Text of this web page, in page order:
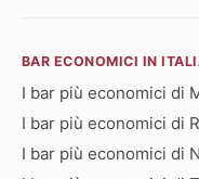
BAR ECONOMICI IN
I bar più economici di
I bar più economici di
I bar più economici di